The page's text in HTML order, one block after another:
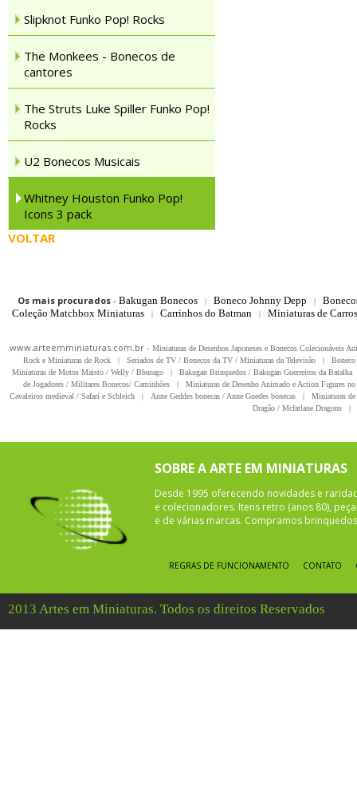
Slipknot Funko Pop! Rocks
The Monkees - Bonecos de
cantores
The Struts Luke Spiller Funko Pop!
Rocks
U2 Bonecos Musicais
Whitney Houston Funko Pop!
Icons 3 pack
VOLTAR
Os mais procurados- Bakugan Bonecos | Boneco Johnny Depp |
Coleção Matchbox Miniaturas
| Carrinhos do Batman | Miniaturas de
www.arteemminiaturas.com.br - Miniaturas de Desenhos Japoneses e Bonecos Colecionáveis
Rock e Miniaturas de Rock
| Seriados de TV / Bonecos da TV / Miniaturas da Televisão |
Miniaturas de Motos Maisto / Welly / Bburago
| Bakugan Brinquedos / Bakugan Guerreiros da Batalha
de Jogadores / Militares Bonecos/ Caminhões
|
Miniaturas de Desenho Animado e Action Figures
Cavaleiros medieval / Safari e Schleich
| Anne Geddes bonecas / Anne Guedes bonecas |
Miniaturas
Dragão / Mcfarlane Dragons
|
SOBRE A ARTE EM MINIATURAS
Desde 1995 oferecendo novidades e
e colecionadores. Itens retro (anos 80),
e de várias marcas. Compramos
REGRAS DE FUNCIONAMENTO CONTATO
2013 Artes em Miniaturas. Todos os direitos Reservados